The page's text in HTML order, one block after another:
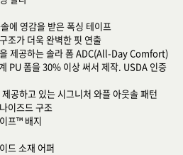
에 영감을 받은 폭싱 테이프
조가 더욱 완벽한 핏 연출
제공하는 솔라 폼 ADC(All-Day Comfort)
PU 폼을 30% 이상 써서 제작. USDA 인증
공하고 있는 시그니처 와플 아웃솔 패턴
이즈드 구조
프™ 배지
드 소재 어퍼